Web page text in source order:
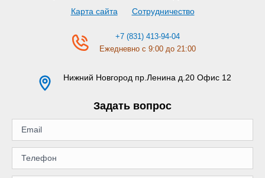
Карта сайта
Сотрудничество
+7 (831) 413-94-04
Ежедневно с 9:00 до 21:00
Нижний Новгород пр.Ленина д.20 Офис 12
Задать вопрос